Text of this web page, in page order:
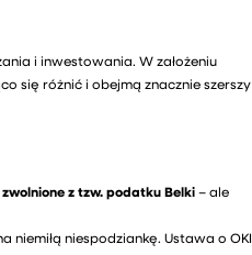
i inwestowania. W założeniu
się różnić i obejmą znacznie szerszy
zwolnione z tzw. podatku Belki– ale
niespodziankę. Ustawa o OKI